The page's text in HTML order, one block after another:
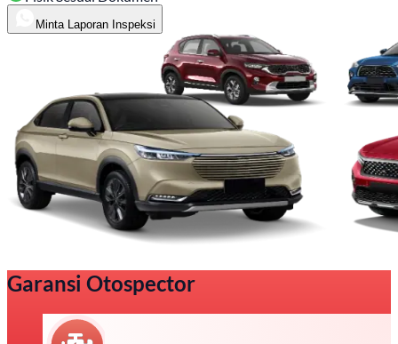
Minta Laporan Inspeksi
Garansi Otospector